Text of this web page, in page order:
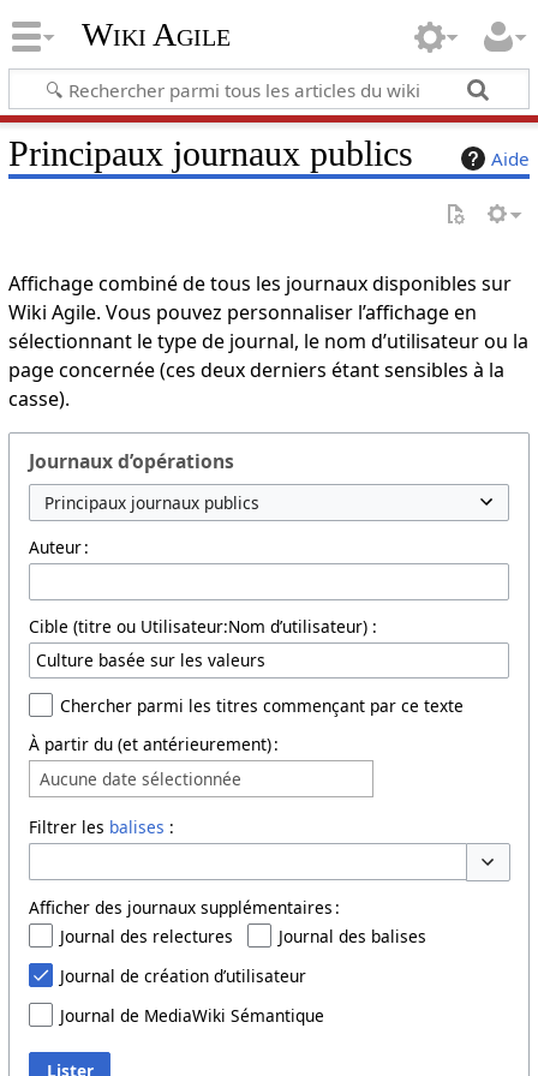
Wiki Agile
Aide
Principaux journaux publics
Affichage combiné de tous les journaux disponibles sur
Wiki Agile. Vous pouvez personnaliser l’affichage en
sélectionnant le type de journal, le nom d’utilisateur ou la
page concernée (ces deux derniers étant sensibles à la
casse).
Journaux d’opérations
Auteur :
Cible (titre ou Utilisateur:Nom d’utilisateur) :
Chercher parmi les titres commençant par ce texte
À partir du (et antérieurement) :
Aucune date sélectionnée
Filtrer les balises :
Afficher des journaux supplémentaires :
Journal des relectures
Journal des balises
Journal de création d’utilisateur
Journal de MediaWiki Sémantique
Lister